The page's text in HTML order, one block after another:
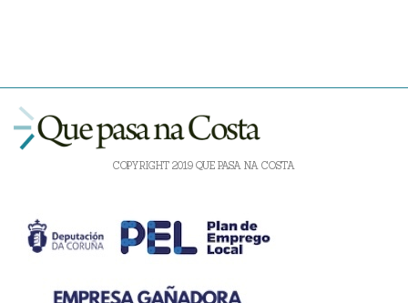
COPYRIGHT 2019 QUE PASA NA COSTA